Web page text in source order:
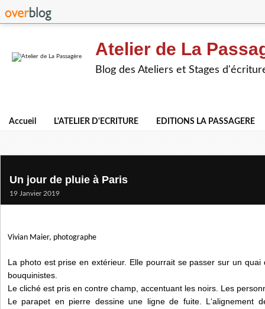
Atelier de La
Blog des Ateliers et Stages
Accueil L'ATELIER D'ECRITURE EDITIONS LA PASSAGERE
Un jour de pluie à Paris
19 Janvier 2019
Vivian Maier, photographe
La photo est prise en extérieur. Elle pourrait se passer sur un quai
bouquinistes.
Le cliché est pris en contre champ, accentuant les noirs. Les
Le parapet en pierre dessine une ligne de fuite. L‘alignement